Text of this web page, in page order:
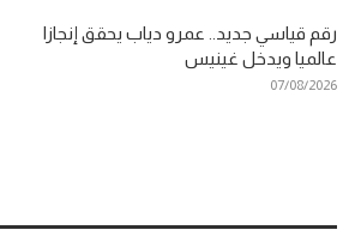
رقم قياسي جديد.. عمرو دياب يحقق إنجازا
عالميا ويدخل غينيس
07/08/2026